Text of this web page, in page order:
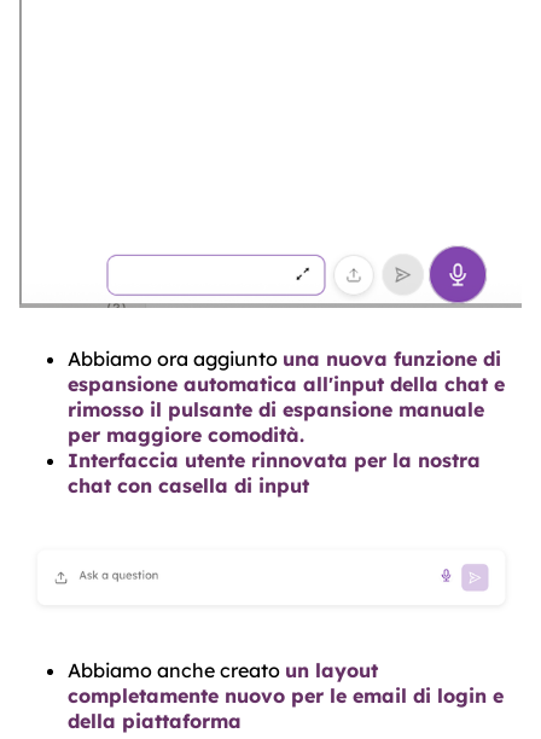
Abbiamo ora aggiunto una nuova funzione di
espansione automatica all'input della chat e
rimosso il pulsante di espansione manuale
per maggiore comodità.
Interfaccia utente rinnovata per la nostra
chat con casella di input
Abbiamo anche creato un layout
completamente nuovo per le email di login e
della piattaforma